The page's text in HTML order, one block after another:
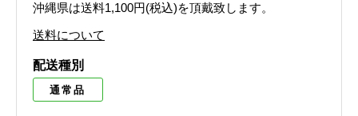
沖縄県は送料1,100円(税込)を頂戴致します。
送料について
配送種別
通常品